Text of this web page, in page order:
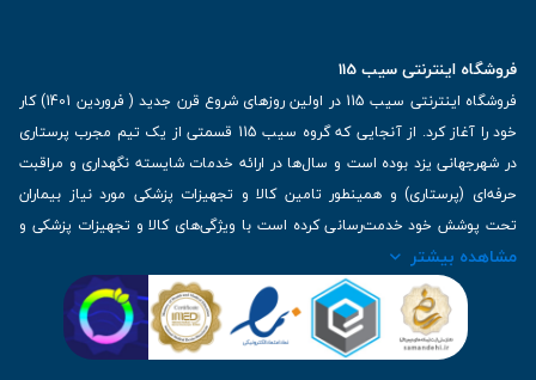
فروشگاه اینترنتی سیب 115
فروشگاه اینترنتی سیب 115 در اولین روزهای شروع قرن جدید ( فروردین 1401) کار
خود را آغاز کرد. از آنجایی که گروه سیب 115 قسمتی از یک تیم مجرب پرستاری
در شهرجهانی یزد بوده است و سال‌ها در ارائه خدمات شایسته نگهداری و مراقبت
حرفه‌ای (پرستاری) و همینطور تامین کالا و تجهیزات پزشکی مورد نیاز بیماران
تحت پوشش خود خدمت‌رسانی کرده است با ویژگی‌های کالا و تجهیزات پزشکی و
برترین برندهای موجود در بازار اطلاعات بسیار ارزشمندی را دارا می‌باشد
| تلفن تماس : 36333383-035 | ایمیل: Info@Sib115.com
مشاهده بیشتر